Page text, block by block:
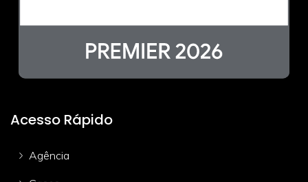
Acesso Rápido
Agência